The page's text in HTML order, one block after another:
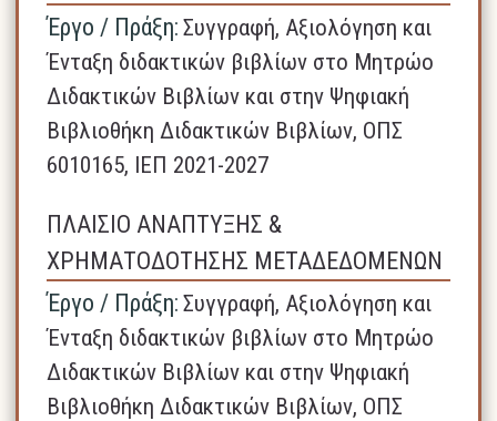
Έργο / Πράξη: Συγγραφή, Αξιολόγηση και
Ένταξη διδακτικών βιβλίων στο Μητρώο
Διδακτικών Βιβλίων και στην Ψηφιακή
Βιβλιοθήκη Διδακτικών Βιβλίων, ΟΠΣ
6010165, ΙΕΠ 2021-2027
ΠΛΑΙΣΙΟ ΑΝΑΠΤΥΞΗΣ &
ΧΡΗΜΑΤΟΔΟΤΗΣΗΣ ΜΕΤΑΔΕΔΟΜΕΝΩΝ
Έργο / Πράξη: Συγγραφή, Αξιολόγηση και
Ένταξη διδακτικών βιβλίων στο Μητρώο
Διδακτικών Βιβλίων και στην Ψηφιακή
Βιβλιοθήκη Διδακτικών Βιβλίων, ΟΠΣ